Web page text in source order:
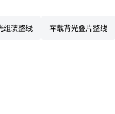
组装整线 车载背光叠片整线